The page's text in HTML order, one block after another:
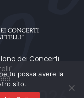
dei Concerti
tu possa avere la
sito.